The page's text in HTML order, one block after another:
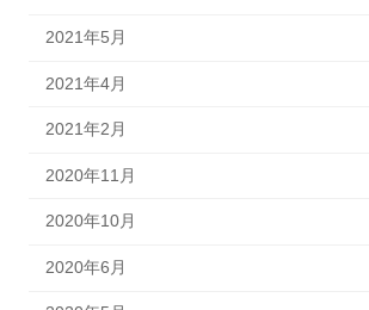
2021年5月
2021年4月
2021年2月
2020年11月
2020年10月
2020年6月